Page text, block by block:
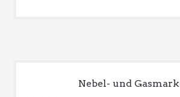
Nebel- und